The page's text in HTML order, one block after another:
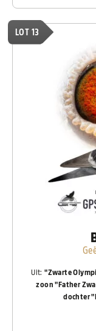
LOT 13
Uit:"Zwarte
zoon "Father
dochter